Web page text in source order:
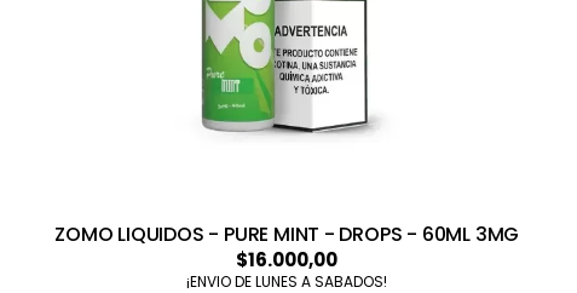
ZOMO LIQUIDOS - PURE MINT - DROPS - 60ML 3MG
$16.000,00
¡ENVIO DE LUNES A SABADOS!